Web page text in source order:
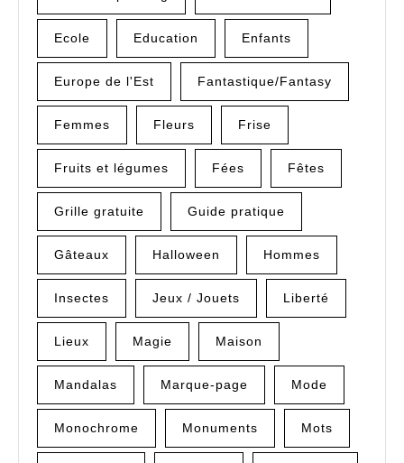
Ecole Education Enfants
Europe de l'Est Fantastique/Fantasy
Femmes Fleurs Frise
Fruits et légumes Fées Fêtes
Grille gratuite Guide pratique
Gâteaux Halloween Hommes
Insectes Jeux / Jouets Liberté
Lieux Magie Maison
Mandalas Marque-page Mode
Monochrome Monuments Mots